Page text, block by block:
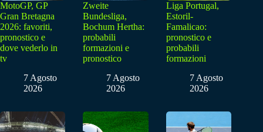
MotoGP, GP
Gran Bretagna
2026: favoriti,
pronostico e
dove vederlo in
tv
7 Agosto
2026
Zweite
Bundesliga,
Bochum Hertha:
probabili
formazioni e
pronostico
7 Agosto
2026
Liga Portugal,
Estoril-
Famalicao:
pronostico e
probabili
formazioni
7 Agosto
2026